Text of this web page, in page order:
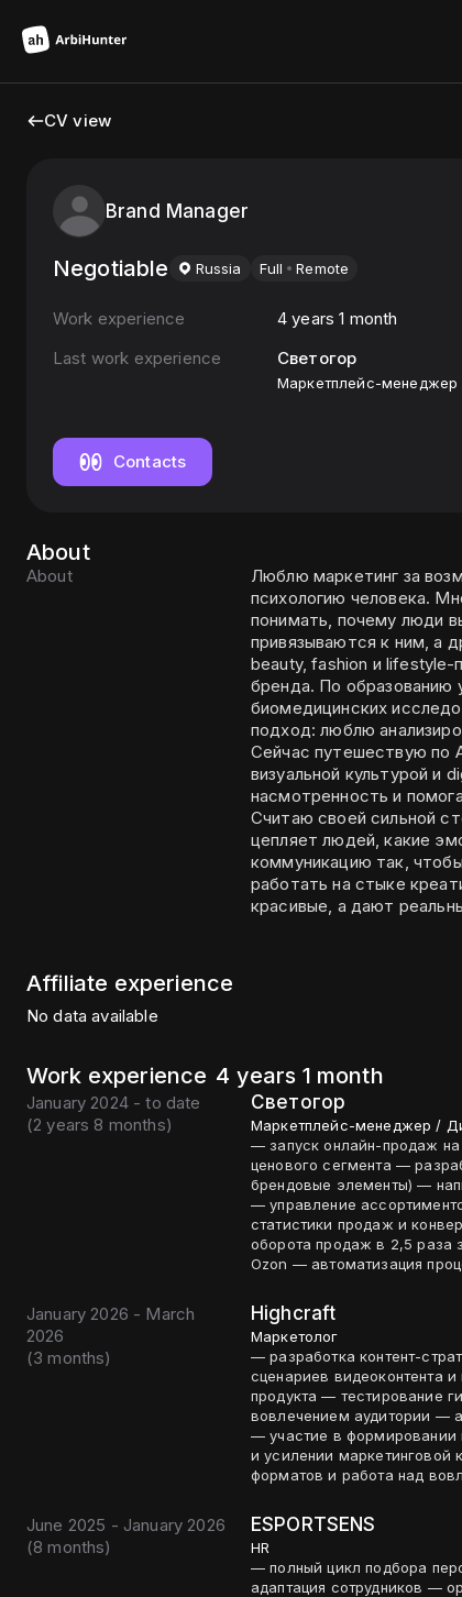
CV view
Brand Manager
Negotiable Russia Full Remote
Work experience
4 years 1 month
Last work experience
Светогор
Маркетплейс-
Contacts
About
About
Люблю маркетинг за
психологию человека.
понимать, почему люди
привязываются к ним, а другие — нет. Сильнее
beauty, fashion и
бренда. По образованию
биомедицинских
подход: люблю
Сейчас путешествую по
визуальной культурой и
насмотренность и
Считаю своей сильной
цепляет людей, какие
коммуникацию так, чтобы
работать на стыке
красивые, а дают
Affiliate experience
No data available
Work experience 4 years 1 month
January 2024 - to date
(2 years 8 months)
Светогор
Маркетплейс-менеджер /
— запуск онлайн-продаж на
ценового сегмента —
брендовые элементы) —
— управление
статистики продаж и
оборота продаж в 2,5 раза
Ozon — автоматизация
January 2026 - March
2026
(3 months)
Highcraft
Маркетолог
— разработка контент-
сценариев видеоконтента
продукта — тестирование
вовлечением аудитории —
— участие в формировании
и усилении маркетинговой
форматов и работа над
June 2025 - January 2026
(8 months)
ESPORTSENS
HR
— полный цикл подбора
адаптация сотрудников —